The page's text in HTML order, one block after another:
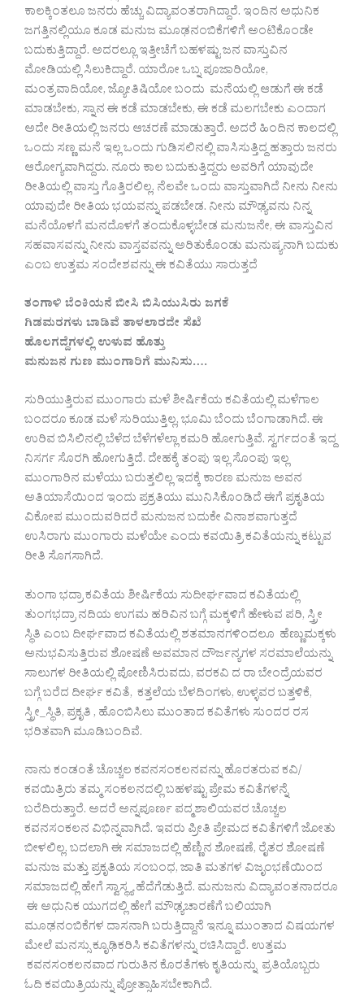
ಕಾಲಕ್ಕಿಂತಲೂ ಜನರು ಹೆಚ್ಚು ವಿದ್ಯಾವಂತರಾಗಿದ್ದಾರೆ. ಇಂದಿನ ಅಧುನಿಕ
ಜಗತ್ತಿನಲ್ಲಿಯೂ ಕೂಡ ಮನುಜ ಮೂಢನಂಬಿಕೆಗಳಿಗೆ ಅಂಟಿಕೊಂಡೇ
ಬದುಕುತ್ತಿದ್ದಾರೆ. ಅದರಲ್ಲೂ ಇತ್ತೀಚೆಗೆ ಬಹಳಷ್ಟು ಜನ ವಾಸ್ತುವಿನ
ಮೋಡಿಯಲ್ಲಿ ಸಿಲುಕಿದ್ದಾರೆ. ಯಾರೋ ಒಬ್ನ ಪೂಜಾರಿಯೋ,
ಮಂತ್ರವಾದಿಯೋ, ಜ್ಯೋತಿಷಿಯೋ ಬಂದು ಮನೆಯಲ್ಲಿ ಆಡುಗೆ ಈ ಕಡೆ
ಮಾಡಬೇಕು, ಸ್ನಾನ ಈ ಕಡೆ ಮಾಡಬೇಕು, ಈ ಕಡೆ ಮಲಗಬೇಕು ಎಂದಾಗ
ಅದೇ ರೀತಿಯಲ್ಲಿ ಜನರು ಆಚರಣೆ ಮಾಡುತ್ತಾರೆ. ಅದರೆ ಹಿಂದಿನ ಕಾಲದಲ್ಲಿ
ಒಂದು ಸಣ್ಣ ಮನೆ ಇಲ್ಲ ಒಂದು ಗುಡಿಸಲಿನಲ್ಲಿ ವಾಸಿಸುತ್ತಿದ್ದ ಹತ್ತಾರು ಜನರು
ಆರೋಗ್ಯವಾಗಿದ್ದರು. ನೂರು ಕಾಲ ಬದುಕುತ್ತಿದ್ದರು ಅವರಿಗೆ ಯಾವುದೇ
ರೀತಿಯಲ್ಲಿ ವಾಸ್ತು ಗೊತ್ತಿರಲಿಲ್ಲ. ನೆಲವೇ ಒಂದು ವಾಸ್ತುವಾಗಿದೆ ನೀನು ನೀನು
ಯಾವುದೇ ರೀತಿಯ ಭಯವನ್ನು ಪಡಬೇಡ. ನೀನು ಮೌಢ್ಯವನು ನಿನ್ನ
ಮನೆಯೊಳಗೆ ಮನದೊಳಗೆ ತಂದುಕೊಳ್ಳಬೇಡ ಮನುಜನೇ, ಈ ವಾಸ್ತುವಿನ
ಸಹವಾಸವನ್ನು ನೀನು ವಾಸ್ತವವನ್ನು ಅರಿತುಕೊಂಡು ಮನುಷ್ಯನಾಗಿ ಬದುಕು
ಎಂಬ ಉತ್ತಮ ಸಂದೇಶವನ್ನು ಈ ಕವಿತೆಯು ಸಾರುತ್ತದೆ
ತಂಗಾಳಿ ಬೆಂಕಿಯನೆ ಬೀಸಿ ಬಿಸಿಯುಸಿರು ಜಗಕೆ
ಗಿಡಮರಗಳು ಬಾಡಿವೆ ತಾಳಲಾರದೇ ಸೆಖೆ
ಹೊಲಗದ್ದೆಗಳಲ್ಲಿ ಉಳುವ ಹೊತ್ತು
ಮನುಜನ ಗುಣ ಮುಂಗಾರಿಗೆ ಮುನಿಸು….
ಸುರಿಯುತ್ತಿರುವ ಮುಂಗಾರು ಮಳೆ ಶೀರ್ಷಿಕೆಯ ಕವಿತೆಯಲ್ಲಿ ಮಳೆಗಾಲ
ಬಂದರೂ ಕೂಡ ಮಳೆ ಸುರಿಯುತ್ತಿಲ್ಲ, ಭೂಮಿ ಬೆಂದು ಬೆಂಗಾಡಾಗಿದೆ. ಈ
ಉರಿವ ಬಿಸಿಲಿನಲ್ಲಿ ಬೆಳೆದ ಬೆಳೆಗಳೆಲ್ಲಾ ಕಮರಿ ಹೋಗುತ್ತಿವೆ. ಸ್ವರ್ಗದಂತೆ ಇದ್ದ
ನಿಸರ್ಗ ಸೊರಗಿ ಹೋಗುತ್ತಿದೆ. ದೇಹಕ್ಕೆ ತಂಪು ಇಲ್ಲ ಸೊಂಪು ಇಲ್ಲ
ಮುಂಗಾರಿನ ಮಳೆಯು ಬರುತ್ತಲಿಲ್ಲ ಇದಕ್ಕೆ ಕಾರಣ ಮನುಜ ಅವನ
ಅತಿಯಾಸೆಯಿಂದ ಇಂದು ಪ್ರಕ್ರತಿಯು ಮುನಿಸಿಕೊಂಡಿದೆ ಈಗೆ ಪ್ರಕೃತಿಯ
ವಿಕೋಪ ಮುಂದುವರಿದರೆ ಮನುಜನ ಬದುಕೇ ವಿನಾಶವಾಗುತ್ತದೆ
ಉಸಿರಾಗು ಮುಂಗಾರು ಮಳೆಯೇ ಎಂದು ಕವಯಿತ್ರಿ ಕವಿತೆಯನ್ನು ಕಟ್ಟುವ
ರೀತಿ ಸೊಗಸಾಗಿದೆ.
ತುಂಗಾ ಭದ್ರಾ ಕವಿತೆಯ ಶೀರ್ಷಿಕೆಯ ಸುದೀರ್ಘವಾದ ಕವಿತೆಯಲ್ಲಿ
ತುಂಗಭದ್ರಾ ನದಿಯ ಉಗಮ ಹರಿವಿನ ಬಗ್ಗೆ ಮಕ್ಕಳಿಗೆ ಹೇಳುವ ಪರಿ, ಸ್ತ್ರೀ
ಸ್ಥಿತಿ ಎಂಬ ದೀರ್ಘವಾದ ಕವಿತೆಯಲ್ಲಿ ಶತಮಾನಗಳಿಂದಲೂ ಹೆಣ್ಣುಮಕ್ಕಳು
ಅನುಭವಿಸುತ್ತಿರುವ ಶೋಷಣೆ ಅವಮಾನ ದೌರ್ಜನ್ಯಗಳ ಸರಮಾಲೆಯನ್ನು
ಸಾಲುಗಳ ರೀತಿಯಲ್ಲಿ ಪೋಣಿಸಿರುವದು, ವರಕವಿ ದ ರಾ ಬೇಂದ್ರೆಯವರ
ಬಗ್ಗೆ ಬರೆದ ದೀರ್ಘ ಕವಿತೆ, ಕತ್ತಲೆಯ ಬೆಳದಿಂಗಳು, ಉಳ್ಳವರ ಬತ್ತಳಿಕೆ,
ಸ್ತ್ರೀ_ಸ್ಥಿತಿ, ಪ್ರಕೃತಿ , ಹೊಂಬಿಸಿಲು ಮುಂತಾದ ಕವಿತೆಗಳು ಸುಂದರ ರಸ
ಭರಿತವಾಗಿ ಮೂಡಿಬಂದಿವೆ.
ನಾನು ಕಂಡಂತೆ ಚೊಚ್ಚಲ ಕವನಸಂಕಲನವನ್ನು ಹೊರತರುವ ಕವಿ/
ಕವಯಿತ್ರಿರು ತಮ್ಮ ಸಂಕಲನದಲ್ಲಿ ಬಹಳಷ್ಟು ಪ್ರೇಮ ಕವಿತೆಗಳನ್ನೆ
ಬರೆದಿರುತ್ತಾರೆ. ಅದರೆ ಅನ್ನಪೂರ್ಣ ಪದ್ಮಶಾಲಿಯವರ ಚೊಚ್ಚಲ
ಕವನಸಂಕಲನ ವಿಭಿನ್ನವಾಗಿದೆ. ಇವರು ಪ್ರೀತಿ ಪ್ರೇಮದ ಕವಿತೆಗಳಿಗೆ ಜೋತು
ಬೀಳಲಿಲ್ಲ. ಬದಲಾಗಿ ಈ ಸಮಾಜದಲ್ಲಿ ಹೆಣ್ಣಿನ ಶೋಷಣೆ, ರೈತರ ಶೋಷಣೆ
ಮನುಜ ಮತ್ತು ಪ್ರಕೃತಿಯ ಸಂಬಂಧ, ಜಾತಿ ಮತಗಳ ವಿಜೃಂಭಣೆಯಿಂದ
ಸಮಾಜದಲ್ಲಿ ಹೇಗೆ ಸ್ವಾಸ್ಥ್ಯ ಹೆದೆಗೆಡುತ್ತಿದೆ. ಮನುಜನು ವಿದ್ಯಾವಂತನಾದರೂ
ಈ ಅಧುನಿಕ ಯುಗದಲ್ಲಿ ಹೇಗೆ ಮೌಢ್ಯಚಾರಣೆಗೆ ಬಲಿಯಾಗಿ
ಮೂಢನಂಬಿಕೆಗಳ ದಾಸನಾಗಿ ಬರುತ್ತಿದ್ದಾನೆ ಇನ್ನೂ ಮುಂತಾದ ವಿಷಯಗಳ
ಮೇಲೆ ಮನಸ್ಸು ಕೃೂಢಿಕರಿಸಿ ಕವಿತೆಗಳನ್ನು ರಚಿಸಿದ್ದಾರೆ. ಉತ್ತಮ
ಕವನಸಂಕಲನವಾದ ಗುರುತಿನ ಕೊರತೆಗಳು ಕೃತಿಯನ್ನು ಪ್ರತಿಯೊಬ್ಬರು
ಓದಿ ಕವಯಿತ್ರಿಯನ್ನು ಪ್ರೋತ್ಸಾಹಿಸಬೇಕಾಗಿದೆ.